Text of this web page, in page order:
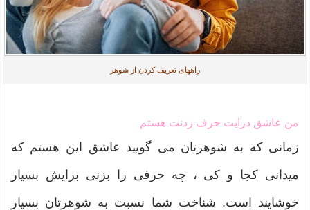
راههای تعریف کردن از شوهر
من عاشق درایت حرف زدنت هستم
زمانی که به شوهرتان می گویید عاشق این هستم که
میدانی کجا و کی ، چه حرفی را بزنی برایش بسیار
خوشایند است. شناخت شما نسبت به شوهرتان بسیار